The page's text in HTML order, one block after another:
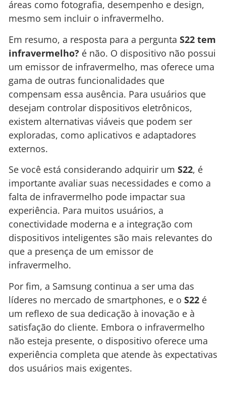
áreas como fotografia, desempenho e design,
mesmo sem incluir o infravermelho.
Em resumo, a resposta para a pergunta S22 tem
infravermelho? é não. O dispositivo não possui
um emissor de infravermelho, mas oferece uma
gama de outras funcionalidades que
compensam essa ausência. Para usuários que
desejam controlar dispositivos eletrônicos,
existem alternativas viáveis que podem ser
exploradas, como aplicativos e adaptadores
externos.
Se você está considerando adquirir um S22, é
importante avaliar suas necessidades e como a
falta de infravermelho pode impactar sua
experiência. Para muitos usuários, a
conectividade moderna e a integração com
dispositivos inteligentes são mais relevantes do
que a presença de um emissor de
infravermelho.
Por fim, a Samsung continua a ser uma das
líderes no mercado de smartphones, e o S22 é
um reflexo de sua dedicação à inovação e à
satisfação do cliente. Embora o infravermelho
não esteja presente, o dispositivo oferece uma
experiência completa que atende às expectativas
dos usuários mais exigentes.